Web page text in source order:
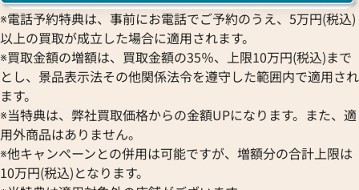
シャネル サングラス
参考買取価格
13,000円
2025年8月3日時点
シャネル サングラ
参考買取価格
12,000円
2026年5月3日時点
※電話予約特典は、事前にお電話でご予約のうえ、5万円(税込)
以上の買取が成立した場合に適用されます。
※買取金額の増額は、買取金額の35％、上限10万円(税込)まで
とし、景品表示法その他関係法令を遵守した範囲内で適用され
ます。
※当特典は、弊社買取価格からの金額UPになります。また、適
用外商品はありません。
※他キャンペーンとの併用は可能ですが、増額分の合計上限は
10万円(税込)となります。